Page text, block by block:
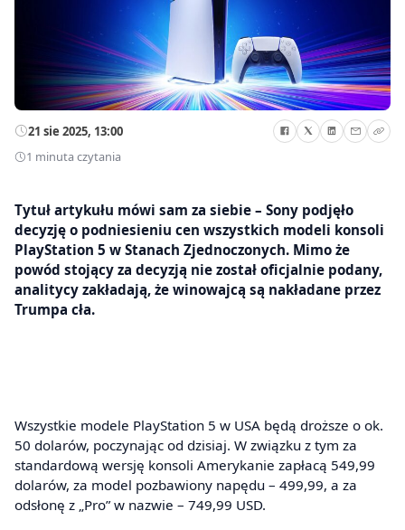
21 sie 2025, 13:00
1 minuta czytania
Tytuł artykułu mówi sam za siebie – Sony podjęło
decyzję o podniesieniu cen wszystkich modeli konsoli
PlayStation 5 w Stanach Zjednoczonych. Mimo że
powód stojący za decyzją nie został oficjalnie podany,
analitycy zakładają, że winowajcą są nakładane przez
Trumpa cła.
Wszystkie modele PlayStation 5 w USA będą droższe o ok.
50 dolarów, poczynając od dzisiaj. W związku z tym za
standardową wersję konsoli Amerykanie zapłacą 549,99
dolarów, za model pozbawiony napędu – 499,99, a za
odsłonę z „Pro” w nazwie – 749,99 USD.